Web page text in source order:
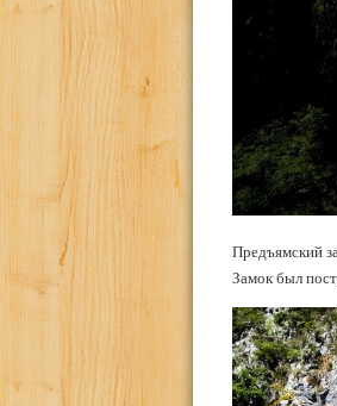
Предъямский
Замок был